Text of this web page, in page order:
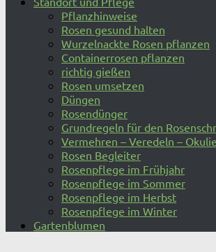
Pflanzhinweise
Rosen gesund halten
Wurzelnackte Rosen pflanzen
Containerrosen pflanzen
richtig gießen
Rosen umsetzen
Düngen
Rosendünger
Grundregeln für den
Vermehren – Veredeln –
Rosen Begleiter
Rosenpflege im Frühjahr
Rosenpflege im Sommer
Rosenpflege im Herbst
Rosenpflege im Winter
Gartenblumen